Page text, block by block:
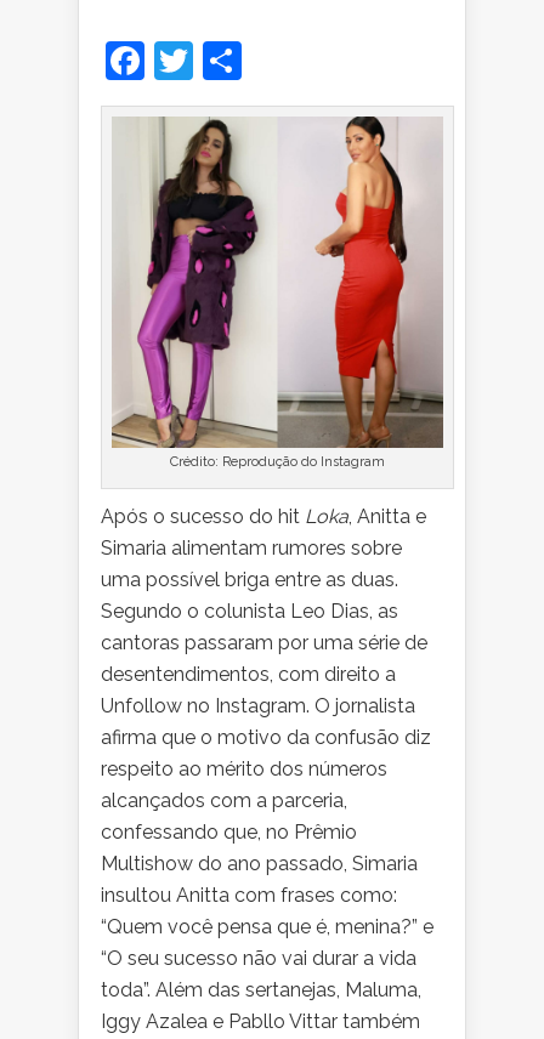
Facebook
Twitter
Crédito: Reprodução do Instagram
Após o sucesso do hit Loka, Anitta e
Simaria alimentam rumores sobre
uma possível briga entre as duas.
Segundo o colunista Leo Dias, as
cantoras passaram por uma série de
desentendimentos, com direito a
Unfollow no Instagram. O jornalista
afirma que o motivo da confusão diz
respeito ao mérito dos números
alcançados com a parceria,
confessando que, no Prêmio
Multishow do ano passado, Simaria
insultou Anitta com frases como:
“Quem você pensa que é, menina?” e
“O seu sucesso não vai durar a vida
toda”. Além das sertanejas, Maluma,
Iggy Azalea e Pabllo Vittar também